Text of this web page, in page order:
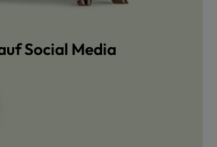
Social Media